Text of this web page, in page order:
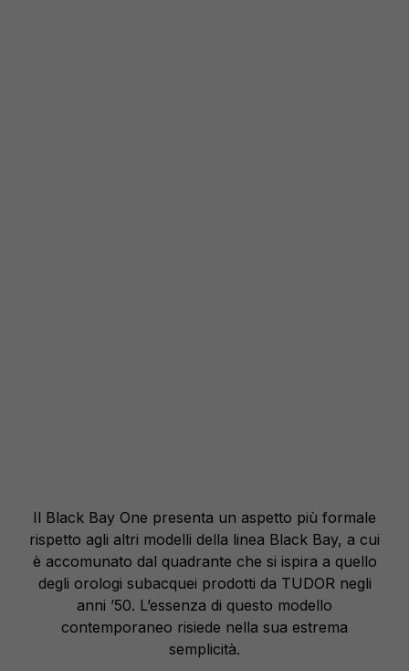
Il Black Bay One presenta un aspetto più formale
rispetto agli altri modelli della linea Black Bay, a cui
è accomunato dal quadrante che si ispira a quello
degli orologi subacquei prodotti da TUDOR negli
anni ’50. L’essenza di questo modello
contemporaneo risiede nella sua estrema
semplicità.